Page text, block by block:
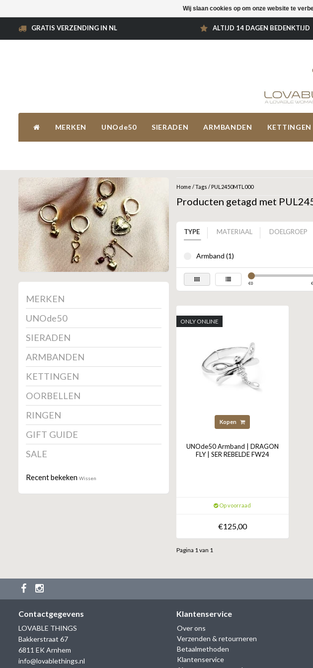
GRATIS VERZENDING IN NL ALTIJD 14 DAGEN BEDENKTIJD
MERKEN UNOde50 SIERADEN ARMBANDEN KETTINGEN
MERKEN
UNOde50
SIERADEN
ARMBANDEN
KETTINGEN
OORBELLEN
RINGEN
GIFT GUIDE
SALE
Recent bekeken Wissen
Home /Tags / PUL2450MTL000
Producten getagd met
TYPE MATERIAAL DOELGROEP
Armband (1)
€0 €
ONLY ONLINE
Kopen
UNOde50 Armband | DRAGON
FLY | SER REBELDE FW24
Op voorraad
€125,00
Pagina 1 van 1
Contactgegevens
LOVABLE THINGS
Bakkerstraat 67
6811 EK Arnhem
info@lovablethings.nl
Klantenservice
Over ons
Verzenden & retourneren
Betaalmethoden
Klantenservice
Wij slaan cookies op om onze website te